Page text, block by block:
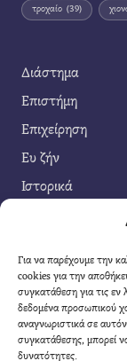
Για να παρέχουμε την
cookies για την
συγκατάθεση για τις εν
δεδομένα προσωπικού
αναγνωριστικά σε
συγκατάθεσης, μπορεί
δυνατότητες.
τροχαίο (39)
Διάστημα
Επιστήμη
Επιχείρηση
Ευ ζήν
Ιστορικά
Τέχνη
Τεχνολογία
Υγεία
Φαντασία